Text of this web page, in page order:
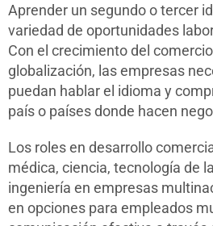
Aprender un segundo o tercer
variedad de oportunidades
Con el crecimiento del
globalización, las empresas
puedan hablar el idioma y
país o países donde hacen
Los roles en desarrollo
médica, ciencia, tecnología de
ingeniería en empresas
en opciones para empleados